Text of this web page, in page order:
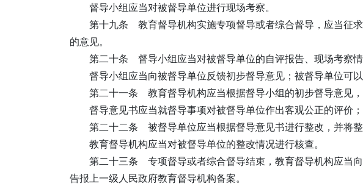
督导小组应当对被督导单位进行现场考察。
第十九条 教育督导机构实施专项督导或者综合督导，应当征
的意见。
第二十条 督导小组应当对被督导单位的自评报告、现场考察
督导小组应当向被督导单位反馈初步督导意见；被督导单位可以
第二十一条 教育督导机构应当根据督导小组的初步督导意见
督导意见书应当就督导事项对被督导单位作出客观公正的评价
第二十二条 被督导单位应当根据督导意见书进行整改，并将整
教育督导机构应当对被督导单位的整改情况进行核查。
第二十三条 专项督导或者综合督导结束，教育督导机构应当
告报上一级人民政府教育督导机构备案。